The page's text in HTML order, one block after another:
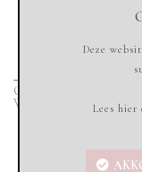
Copyright © 2020
Webdesign & Marketing
Deze
Lees hier